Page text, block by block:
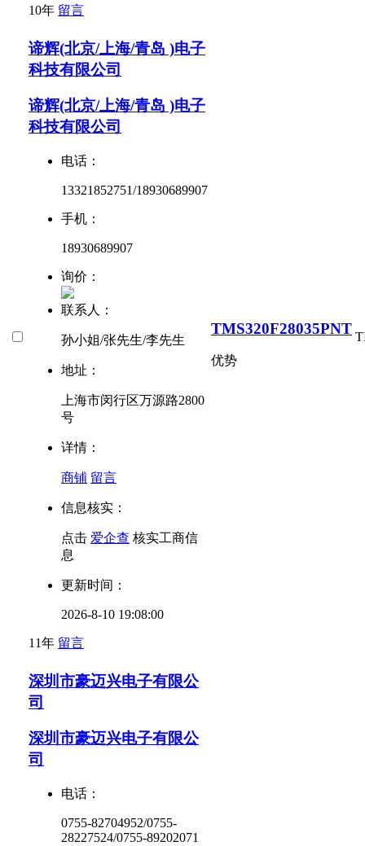
10年 留言
谛辉(北京/上海/青岛 )电子
科技有限公司
谛辉(北京/上海/青岛 )电子
科技有限公司
电话：
13321852751/18930689907
手机：
18930689907
询价：
联系人：
孙小姐/张先生/李先生
地址：
上海市闵行区万源路2800
号
详情：
商铺 留言
信息核实：
点击 爱企查 核实工商信
息
更新时间：
2026-8-10 19:08:00
11年 留言
TMS320F28035PNT
优势
深圳市豪迈兴电子有限公
司
深圳市豪迈兴电子有限公
司
电话：
0755-82704952/0755-
28227524/0755-89202071